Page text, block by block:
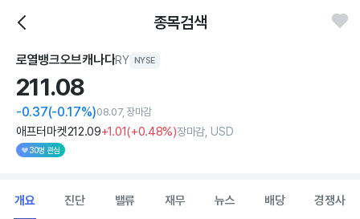
종목검색
로열뱅크오브캐나다RY NYSE
211.08
-0.37(-0.17%)08.07, 장마감
애프터마켓212.09+1.01(+0.48%)장마감, USD
30명 관심
개요 진단 밸류 재무 뉴스 배당 경쟁사